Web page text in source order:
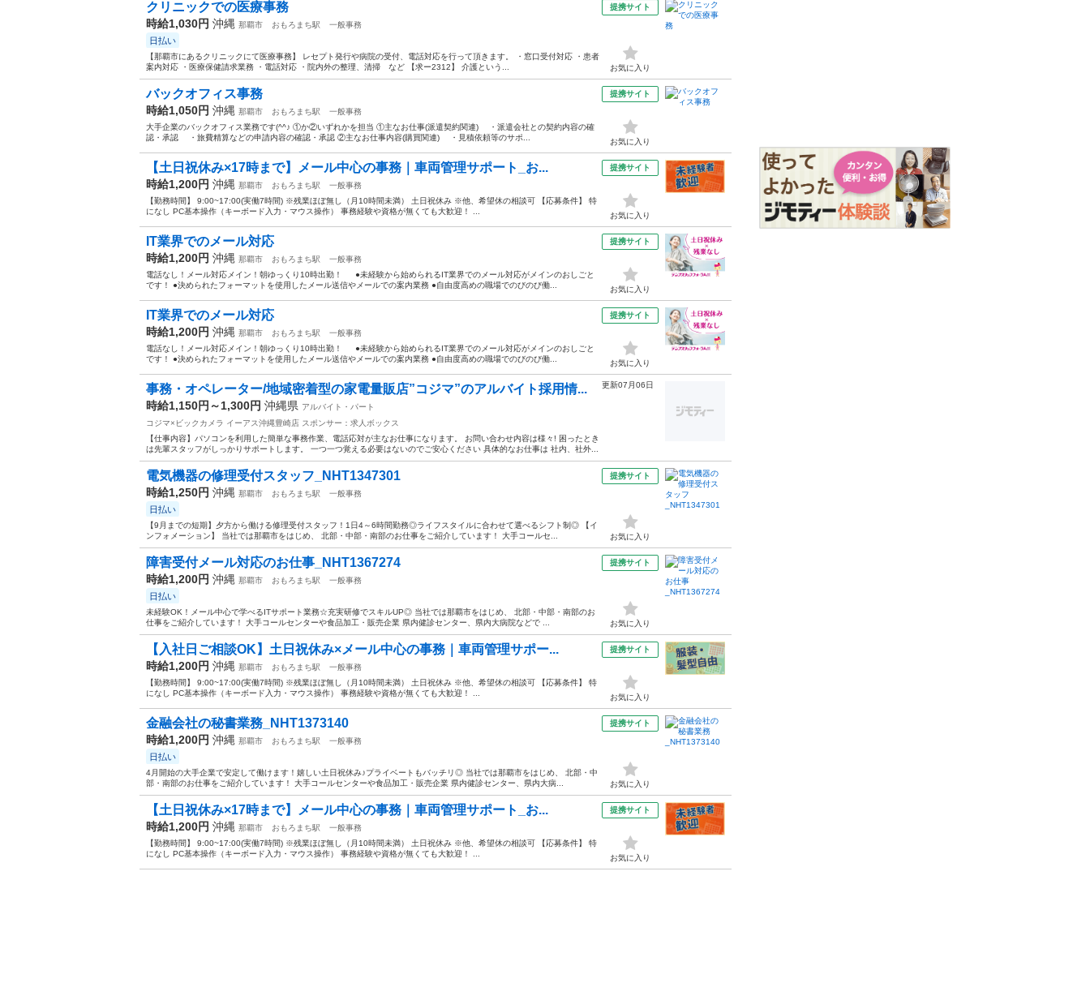
クリニックでの医療事務
時給1,030円 沖縄 那覇市 おもろまち駅 一般事務
日払い
【那覇市にあるクリニックにて医療事務】 レセプト発行や病院の受付、電話対応を行って頂きます。 ・窓口受付対応 ・患者
案内対応 ・医療保健請求業務 ・電話対応 ・院内外の整理、清掃 など 【求ー2312】 介護という...
提携サイト
お気に入り
バックオフィス事務
時給1,050円 沖縄 那覇市 おもろまち駅
一般事務
大手企業のバックオフィス業務です(^^♪ ①か②いずれかを担当 ①主なお仕事(派遣契約関連) ・派遣会社との契約内容の確
認・承認 ・旅費精算などの申請内容の確認・承認 ②主なお仕事内容(購買関連) ・見積依頼等のサポ...
提携サイト
お気に入り
【土日祝休み×17時まで】メール中心の事務｜車両管理サポート_お...
時給1,200円 沖縄 那覇市 おもろまち駅
一般事務
【勤務時間】 9:00~17:00(実働7時間) ※残業ほぼ無し（月10時間未満） 土日祝休み ※他、希望休の相談可 【応募条件】 特
になし PC基本操作（キーボード入力・マウス操作） 事務経験や資格が無くても大歓迎！ ...
提携サイト
お気に入り
IT業界でのメール対応
時給1,200円 沖縄 那覇市 おもろまち駅
一般事務
電話なし！メール対応メイン！朝ゆっくり10時出勤！ ●未経験から始められるIT業界でのメール対応がメインのおしごと
です！ ●決められたフォーマットを使用したメール送信やメールでの案内業務 ●自由度高めの職場でのびのび働...
提携サイト
お気に入り
IT業界でのメール対応
時給1,200円 沖縄 那覇市 おもろまち駅
一般事務
電話なし！メール対応メイン！朝ゆっくり10時出勤！ ●未経験から始められるIT業界でのメール対応がメインのおしごと
です！ ●決められたフォーマットを使用したメール送信やメールでの案内業務 ●自由度高めの職場でのびのび働...
提携サイト
お気に入り
事務・オペレーター/地域密着型の家電量販店”コジマ”のアルバイト採用情...
時給1,150円～1,300円 沖縄県 アルバイト・パート
コジマ×ビックカメラ イーアス沖縄豊崎店 スポンサー：求人ボックス
【仕事内容】パソコンを利用した簡単な事務作業、電話応対が主なお仕事になります。 お問い合わせ内容は様々! 困ったとき
は先輩スタッフがしっかりサポートします。 一つ一つ覚える必要はないのでご安心ください 具体的なお仕事は 社内、社外...
更新07月06日
電気機器の修理受付スタッフ_NHT1347301
時給1,250円 沖縄 那覇市 おもろまち駅 一般事務
日払い
【9月までの短期】夕方から働ける修理受付スタッフ！1日4～6時間勤務◎ライフスタイルに合わせて選べるシフト制◎ 【イ
ンフォメーション】 当社では那覇市をはじめ、 北部・中部・南部のお仕事をご紹介しています！ 大手コールセ...
提携サイト
お気に入り
障害受付メール対応のお仕事_NHT1367274
時給1,200円 沖縄 那覇市 おもろまち駅 一般事務
日払い
未経験OK！メール中心で学べるITサポート業務☆充実研修でスキルUP◎ 当社では那覇市をはじめ、 北部・中部・南部のお
仕事をご紹介しています！ 大手コールセンターや食品加工・販売企業 県内健診センター、県内大病院などで ...
提携サイト
お気に入り
【入社日ご相談OK】土日祝休み×メール中心の事務｜車両管理サポー...
時給1,200円 沖縄 那覇市 おもろまち駅
一般事務
【勤務時間】 9:00~17:00(実働7時間) ※残業ほぼ無し（月10時間未満） 土日祝休み ※他、希望休の相談可 【応募条件】 特
になし PC基本操作（キーボード入力・マウス操作） 事務経験や資格が無くても大歓迎！ ...
提携サイト
お気に入り
金融会社の秘書業務_NHT1373140
時給1,200円 沖縄 那覇市 おもろまち駅 一般事務
日払い
4月開始の大手企業で安定して働けます！嬉しい土日祝休み♪プライベートもバッチリ◎ 当社では那覇市をはじめ、 北部・中
部・南部のお仕事をご紹介しています！ 大手コールセンターや食品加工・販売企業 県内健診センター、県内大病...
提携サイト
お気に入り
【土日祝休み×17時まで】メール中心の事務｜車両管理サポート_お...
時給1,200円 沖縄 那覇市 おもろまち駅
一般事務
【勤務時間】 9:00~17:00(実働7時間) ※残業ほぼ無し（月10時間未満） 土日祝休み ※他、希望休の相談可 【応募条件】 特
になし PC基本操作（キーボード入力・マウス操作） 事務経験や資格が無くても大歓迎！ ...
提携サイト
お気に入り